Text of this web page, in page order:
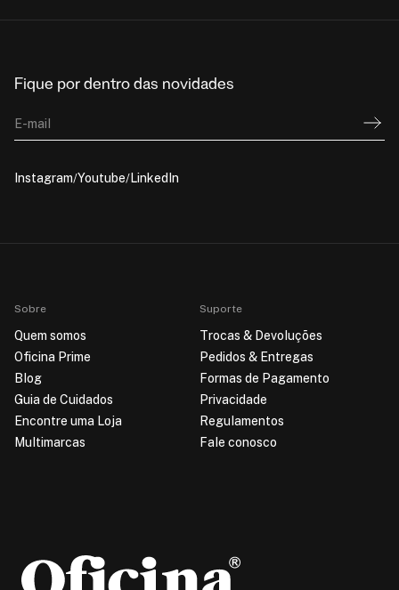
Fique por dentro das novidades
E-mail
Instagram Youtube LinkedIn
Sobre
Quem somos
Oficina Prime
Blog
Guia de Cuidados
Encontre uma Loja
Multimarcas
Suporte
Trocas & Devoluções
Pedidos & Entregas
Formas de Pagamento
Privacidade
Regulamentos
Fale conosco